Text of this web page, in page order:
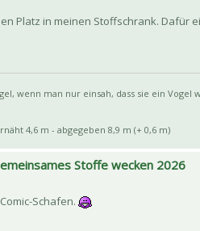
Platz in meinen Stoffschrank.
wenn man nur einsah, dass sie ein Vogel
4,6 m - abgegeben 8,9 m (+ 0,6 m)
Stoffe wecken 2026
Schafen.